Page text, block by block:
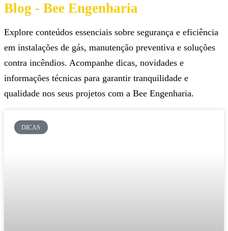
Blog - Bee Engenharia
Explore conteúdos essenciais sobre segurança e eficiência
em instalações de gás, manutenção preventiva e soluções
contra incêndios. Acompanhe dicas, novidades e
informações técnicas para garantir tranquilidade e
qualidade nos seus projetos com a Bee Engenharia.
DICAS